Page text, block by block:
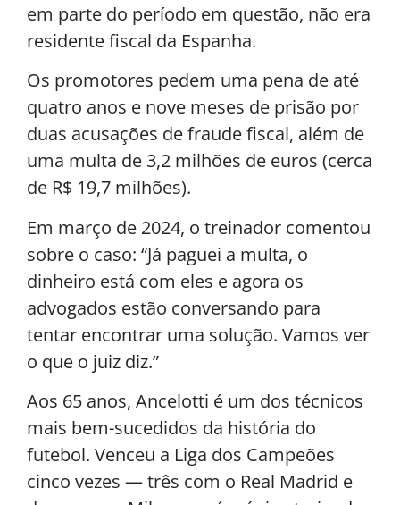
em parte do período em questão, não era
residente fiscal da Espanha.
Os promotores pedem uma pena de até
quatro anos e nove meses de prisão por
duas acusações de fraude fiscal, além de
uma multa de 3,2 milhões de euros (cerca
de R$ 19,7 milhões).
Em março de 2024, o treinador comentou
sobre o caso: “Já paguei a multa, o
dinheiro está com eles e agora os
advogados estão conversando para
tentar encontrar uma solução. Vamos ver
o que o juiz diz.”
Aos 65 anos, Ancelotti é um dos técnicos
mais bem-sucedidos da história do
futebol. Venceu a Liga dos Campeões
cinco vezes — três com o Real Madrid e